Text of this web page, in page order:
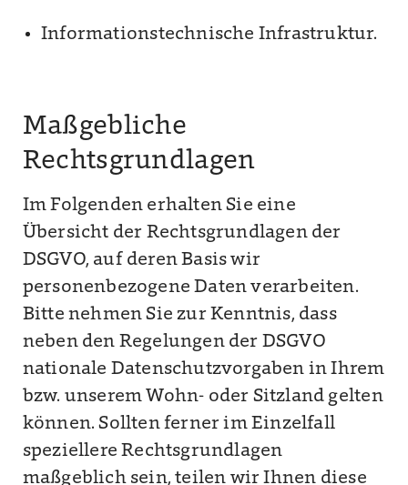
Informationstechnische Infrastruktur.
Maßgebliche
Rechtsgrundlagen
Im Folgenden erhalten Sie eine
Übersicht der Rechtsgrundlagen der
DSGVO, auf deren Basis wir
personenbezogene Daten verarbeiten.
Bitte nehmen Sie zur Kenntnis, dass
neben den Regelungen der DSGVO
nationale Datenschutzvorgaben in Ihrem
bzw. unserem Wohn- oder Sitzland gelten
können. Sollten ferner im Einzelfall
speziellere Rechtsgrundlagen
maßgeblich sein, teilen wir Ihnen diese